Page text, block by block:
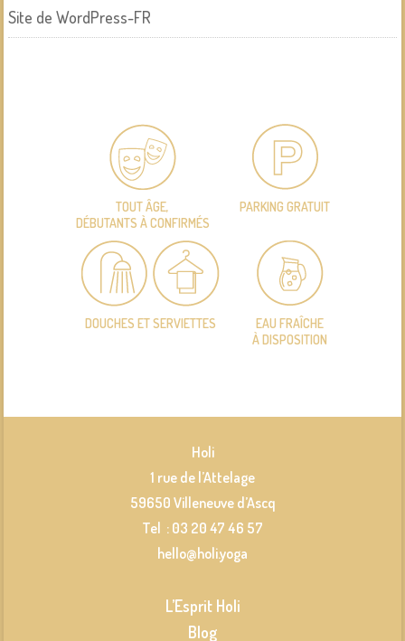
Site de WordPress-FR
TOUT ÂGE,
DÉBUTANTS À CONFIRMÉS
PARKING GRATUIT
DOUCHES ET SERVIETTES
EAU FRAÎCHE
À DISPOSITION
Holi
1 rue de l’Attelage
59650 Villeneuve d’Ascq
Tel : 03 20 47 46 57
hello@holi.yoga
L’Esprit Holi
Blog